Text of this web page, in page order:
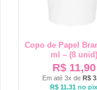
Copo de Papel
ml – (8 unid)
R$11,90
Em até 3x de R$
R$ 11,31 no pix